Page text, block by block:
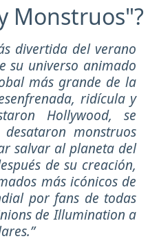
Monstruos"?
divertida del verano
su universo animado
más grande de la
ridícula y
Hollywood, se
monstruos
salvar al planeta del
de su creación,
más icónicos de
por fans de todas
de Illumination a